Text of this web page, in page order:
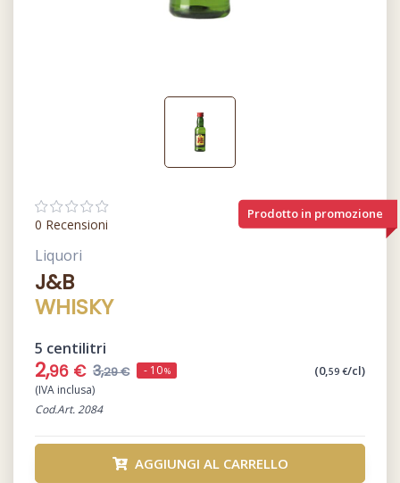
0 Recensioni
Prodotto in promozione
Liquori
J&B
WHISKY
5 centilitri
2,96 € 3,29 € - 10% (0, 59 €/cl)
(IVA inclusa)
Cod.Art. 2084
AGGIUNGI AL CARRELLO